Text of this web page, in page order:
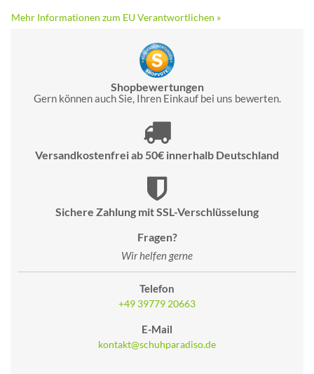
Mehr Informationen zum EU Verantwortlichen »
Shopbewertungen
Gern können auch Sie, Ihren Einkauf bei uns bewerten.
Versandkostenfrei ab 50€ innerhalb Deutschland
Sichere Zahlung mit SSL-Verschlüsselung
Fragen?
Wir helfen gerne
Telefon
+49 39779 20663
E-Mail
kontakt@schuhparadiso.de